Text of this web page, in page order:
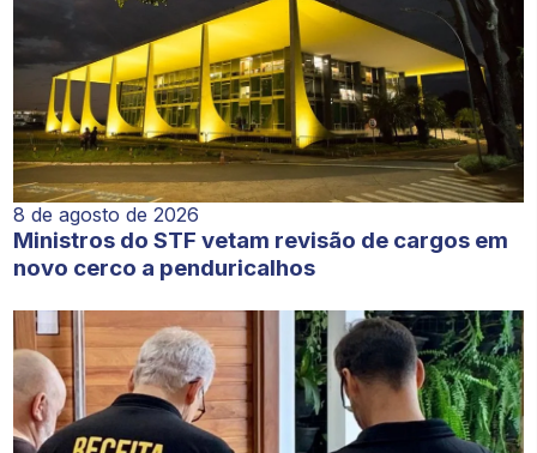
8 de agosto de 2026
Ministros do STF vetam revisão de cargos em
novo cerco a penduricalhos